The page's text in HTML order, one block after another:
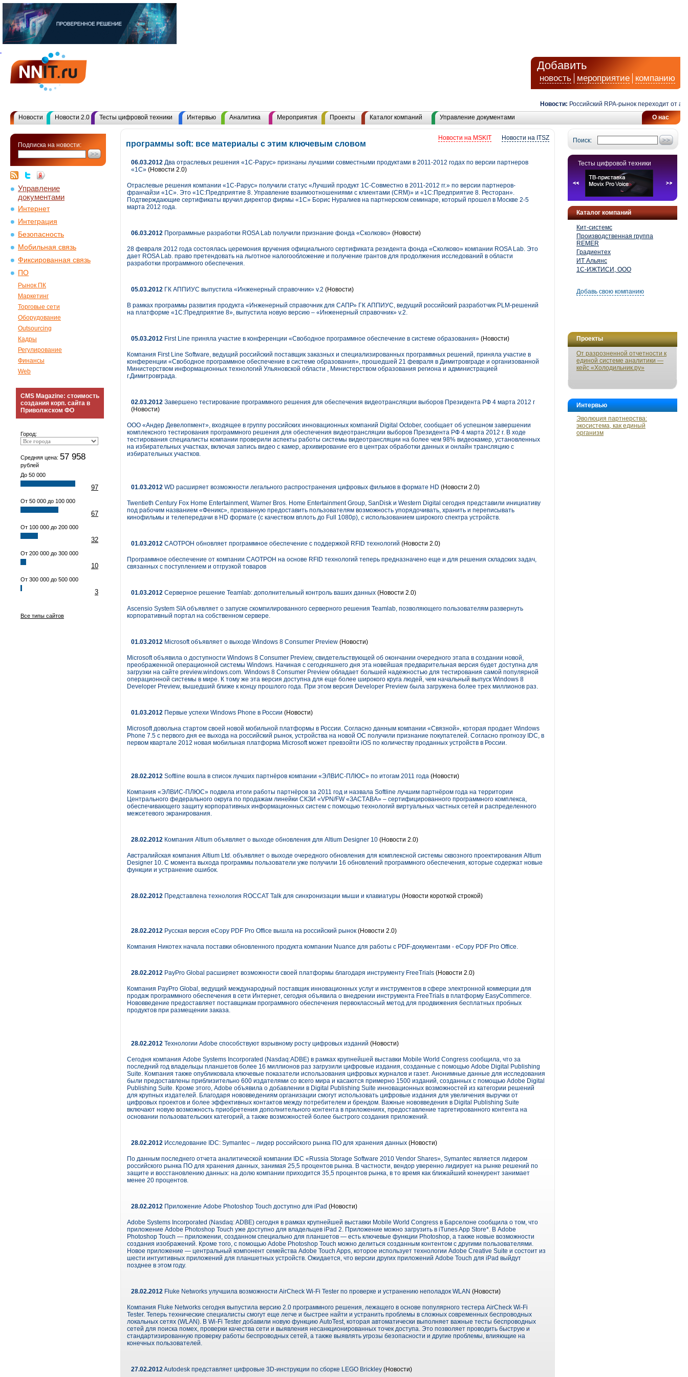
Добавить
новость мероприятие компанию
Новости: Российский RPA-рынок переходит от
О нас
Новости Новости 2.0 Тесты цифровой техники Интервью Аналитика Мероприятия Проекты Каталог компаний Управление документами
Подписка на новости:
Управление
документами
Интернет
Интеграция
Безопасность
Мобильная связь
Фиксированная связь
ПО
Рынок ПК
Маркетинг
Торговые сети
Оборудование
Outsourcing
Кадры
Регулирование
Финансы
Web
CMS Magazine: стоимость
создания корп. сайта в
Приволжском ФО
Город:
Средняя цена: 57 958
рублей
До 50 000
97
От 50 000 до 100 000
67
От 100 000 до 200 000
32
От 200 000 до 300 000
10
От 300 000 до 500 000
3
Все типы сайтов
Поиск:
Тесты цифровой техники
Каталог компаний
Кит-системс
Производственная группа
REMER
Градиентех
ИТ Альянс
1С-ИЖТИСИ, ООО
Добавь свою компанию
Проекты
От разрозненной отчетности к
единой системе аналитики —
кейс «Холодильник.ру»
Интервью
Эволюция партнерства:
экосистема, как единый
организм
Новости на ITSZ
Новости на MSKIT
программы soft: все материалы с этим ключевым словом
06.03.2012 Два отраслевых решения «1С-Рарус» признаны лучшими совместными продуктами в 2011-2012 годах по версии партнеров
«1С» (Новости 2.0)
Отраслевые решения компании «1С-Рарус» получили статус «Лучший продукт 1С-Совместно в 2011-2012 гг.» по версии партнеров-
франчайзи «1С». Это «1С:Предприятие 8. Управление взаимоотношениями с клиентами (CRM)» и «1С:Предприятие 8. Ресторан».
Подтверждающие сертификаты вручил директор фирмы «1С» Борис Нуралиев на партнерском семинаре, который прошел в Москве 2-5
марта 2012 года.
06.03.2012 Программные разработки ROSA Lab получили признание фонда «Сколково» (Новости)
28 февраля 2012 года состоялась церемония вручения официального сертификата резидента фонда «Сколково» компании ROSA Lab. Это
дает ROSA Lab. право претендовать на льготное налогообложение и получение грантов для продолжения исследований в области
разработки программного обеспечения.
05.03.2012 ГК АППИУС выпустила «Инженерный справочник» v.2 (Новости)
В рамках программы развития продукта «Инженерный справочник для САПР» ГК АППИУС, ведущий российский разработчик PLM-решений
на платформе «1С:Предприятие 8», выпустила новую версию – «Инженерный справочник» v.2.
05.03.2012 First Line приняла участие в конференции «Свободное программное обеспечение в системе образования» (Новости)
Компания First Line Software, ведущий российский поставщик заказных и специализированных программных решений, приняла участие в
конференции «Свободное программное обеспечение в системе образования», прошедшей 21 февраля в Димитровграде и организованной
Министерством информационных технологий Ульяновской области , Министерством образования региона и администрацией
г.Димитровграда.
02.03.2012 Завершено тестирование программного решения для обеспечения видеотрансляции выборов Президента РФ 4 марта 2012 г
(Новости)
ООО «Андер Девелопмент», входящее в группу российских инновационных компаний Digital October, сообщает об успешном завершении
комплексного тестирования программного решения для обеспечения видеотрансляции выборов Президента РФ 4 марта 2012 г. В ходе
тестирования специалисты компании проверили аспекты работы системы видеотрансляции на более чем 98% видеокамер, установленных
на избирательных участках, включая запись видео с камер, архивирование его в центрах обработки данных и онлайн трансляцию с
избирательных участков.
01.03.2012 WD расширяет возможности легального распространения цифровых фильмов в формате HD (Новости 2.0)
Twentieth Century Fox Home Entertainment, Warner Bros. Home Entertainment Group, SanDisk и Western Digital сегодня представили инициативу
под рабочим названием «Феникс», призванную предоставить пользователям возможность упорядочивать, хранить и переписывать
кинофильмы и телепередачи в HD формате (с качеством вплоть до Full 1080p), с использованием широкого спектра устройств.
01.03.2012 САОТРОН обновляет программное обеспечение с поддержкой RFID технологий (Новости 2.0)
Программное обеспечение от компании САОТРОН на основе RFID технологий теперь предназначено еще и для решения складских задач,
связанных с поступлением и отгрузкой товаров
01.03.2012 Серверное решение Teamlab: дополнительный контроль ваших данных (Новости 2.0)
Ascensio System SIA объявляет о запуске скомпилированного серверного решения Teamlab, позволяющего пользователям развернуть
корпоративный портал на собственном сервере.
01.03.2012 Microsoft объявляет о выходе Windows 8 Consumer Preview (Новости)
Microsoft объявила о доступности Windows 8 Consumer Preview, свидетельствующей об окончании очередного этапа в создании новой,
преображенной операционной системы Windows. Начиная с сегодняшнего дня эта новейшая предварительная версия будет доступна для
загрузки на сайте preview.windows.com. Windows 8 Consumer Preview обладает большей надежностью для тестирования самой популярной
операционной системы в мире. К тому же эта версия доступна для еще более широкого круга людей, чем начальный выпуск Windows 8
Developer Preview, вышедший ближе к концу прошлого года. При этом версия Developer Preview была загружена более трех миллионов раз.
01.03.2012 Первые успехи Windows Phone в России (Новости)
Microsoft довольна стартом своей новой мобильной платформы в России. Согласно данным компании «Связной», которая продает Windows
Phone 7.5 с первого дня ее выхода на российский рынок, устройства на новой ОС получили признание покупателей. Согласно прогнозу IDC, в
первом квартале 2012 новая мобильная платформа Microsoft может превзойти iOS по количеству проданных устройств в России.
28.02.2012 Softline вошла в список лучших партнёров компании «ЭЛВИС-ПЛЮС» по итогам 2011 года (Новости)
Компания «ЭЛВИС-ПЛЮС» подвела итоги работы партнёров за 2011 год и назвала Softline лучшим партнёром года на территории
Центрального федерального округа по продажам линейки СКЗИ «VPN/FW «ЗАСТАВА» – сертифицированного программного комплекса,
обеспечивающего защиту корпоративных информационных систем с помощью технологий виртуальных частных сетей и распределенного
межсетевого экранирования.
28.02.2012 Компания Altium объявляет о выходе обновления для Altium Designer 10 (Новости 2.0)
Австралийская компания Altium Ltd. объявляет о выходе очередного обновления для комплексной системы сквозного проектирования Altium
Designer 10. С момента выхода программы пользователи уже получили 16 обновлений программного обеспечения, которые содержат новые
функции и устранение ошибок.
28.02.2012 Представлена технология ROCCAT Talk для синхронизации мыши и клавиатуры (Новости короткой строкой)
28.02.2012 Русская версия eCopy PDF Pro Office вышла на российский рынок (Новости 2.0)
Компания Никотех начала поставки обновленного продукта компании Nuance для работы с PDF-документами - eCopy PDF Pro Office.
28.02.2012 PayPro Global расширяет возможности своей платформы благодаря инструменту FreeTrials (Новости 2.0)
Компания PayPro Global, ведущий международный поставщик инновационных услуг и инструментов в сфере электронной коммерции для
продаж программного обеспечения в сети Интернет, сегодня объявила о внедрении инструмента FreeTrials в платформу EasyCommerce.
Нововведение предоставляет поставщикам программного обеспечения первоклассный метод для продвижения бесплатных пробных
продуктов при размещении заказа.
28.02.2012 Технологии Adobe способствуют взрывному росту цифровых изданий (Новости)
Сегодня компания Adobe Systems Incorporated (Nasdaq:ADBE) в рамках крупнейшей выставки Mobile World Congress сообщила, что за
последний год владельцы планшетов более 16 миллионов раз загрузили цифровые издания, созданные с помощью Adobe Digital Publishing
Suite. Компания также опубликовала ключевые показатели использования цифровых журналов и газет. Анонимные данные для исследования
были предоставлены приблизительно 600 издателями со всего мира и касаются примерно 1500 изданий, созданных с помощью Adobe Digital
Publishing Suite. Кроме этого, Adobe объявила о добавлении в Digital Publishing Suite инновационных возможностей из категории решений
для крупных издателей. Благодаря нововведениям организации смогут использовать цифровые издания для увеличения выручки от
цифровых проектов и более эффективных контактов между потребителем и брендом. Важные нововведения в Digital Publishing Suite
включают новую возможность приобретения дополнительного контента в приложениях, предоставление таргетированного контента на
основании пользовательских категорий, а также возможностей более быстрого создания приложений.
28.02.2012 Исследование IDC: Symantec – лидер российского рынка ПО для хранения данных (Новости)
По данным последнего отчета аналитической компании IDC «Russia Storage Software 2010 Vendor Shares», Symantec является лидером
российского рынка ПО для хранения данных, занимая 25,5 процентов рынка. В частности, вендор уверенно лидирует на рынке решений по
защите и восстановлению данных: на долю компании приходится 35,5 процентов рынка, в то время как ближайший конекурент занимает
менее 20 процентов.
28.02.2012 Приложение Adobe Photoshop Touch доступно для iPad (Новости)
Adobe Systems Incorporated (Nasdaq: ADBE) сегодня в рамках крупнейшей выставки Mobile World Congress в Барселоне сообщила о том, что
приложение Adobe Photoshop Touch уже доступно для владельцев iPad 2. Приложение можно загрузить в iTunes App Store*. В Adobe
Photoshop Touch — приложении, созданном специально для планшетов — есть ключевые функции Photoshop, а также новые возможности
создания изображений. Кроме того, с помощью Adobe Photoshop Touch можно делиться созданным контентом с другими пользователями.
Новое приложение — центральный компонент семейства Adobe Touch Apps, которое использует технологии Adobe Creative Suite и состоит из
шести интуитивных приложений для планшетных устройств. Ожидается, что версии других приложений Adobe Touch для iPad выйдут
позднее в этом году.
28.02.2012 Fluke Networks улучшила возможности AirCheck Wi-Fi Tester по проверке и устранению неполадок WLAN (Новости)
Компания Fluke Networks сегодня выпустила версию 2.0 программного решения, лежащего в основе популярного тестера AirCheck Wi-Fi
Tester. Теперь технические специалисты смогут еще легче и быстрее найти и устранить проблемы в сложных современных беспроводных
локальных сетях (WLAN). В Wi-Fi Tester добавили новую функцию AutoTest, которая автоматически выполняет важные тесты беспроводных
сетей для поиска помех, проверки качества сети и выявления несанкционированных точек доступа. Это позволяет проводить быструю и
стандартизированную проверку работы беспроводных сетей, а также выявлять угрозы безопасности и другие проблемы, влияющие на
конечных пользователей.
27.02.2012Autodesk представляет цифровые 3D-инструкции по сборке LEGO Brickley (Новости)